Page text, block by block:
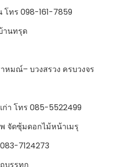
โทร 098-161-7859
านทรุด
หมณ์– บวงสรวง ครบวงจร
า โทร 085-5522499
จัดซุ้มดอกไม้หน้าเมรุ
7124273